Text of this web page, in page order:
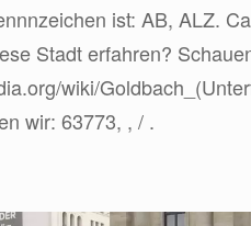
ist: AB, ALZ.
Stadt erfahren?
wiki/
wir: 63773, , / .